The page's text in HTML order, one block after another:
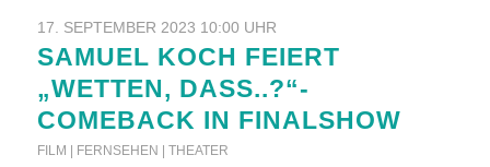
17. SEPTEMBER 2023 10:00 UHR
SAMUEL KOCH FEIERT
„WETTEN, DASS..?“-
COMEBACK IN FINALSHOW
FILM | FERNSEHEN | THEATER